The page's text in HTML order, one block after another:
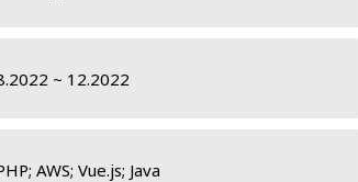
~ 12.2022
AWS; Vue.js; Java